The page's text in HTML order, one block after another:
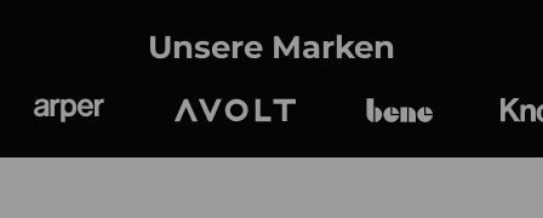
Unsere Marken